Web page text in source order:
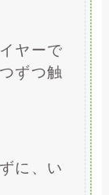
ヤーで
ずつ触
に、い